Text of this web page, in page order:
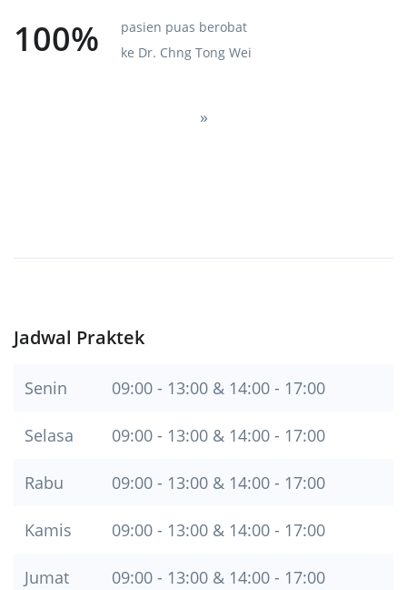
100%
pasien puas berobat
ke Dr. Chng Tong Wei
»Next
Jadwal Praktek
Senin 09:00 - 13:00 & 14:00 - 17:00
Selasa 09:00 - 13:00 & 14:00 - 17:00
Rabu 09:00 - 13:00 & 14:00 - 17:00
Kamis 09:00 - 13:00 & 14:00 - 17:00
Jumat 09:00 - 13:00 & 14:00 - 17:00